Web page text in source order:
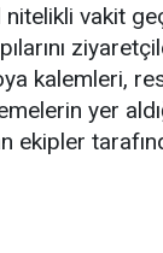
vakit
kalemleri,
yer
ekipler